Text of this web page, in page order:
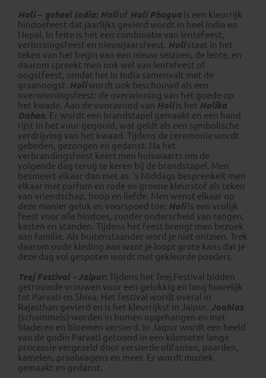
Holi – geheel India: Holiof Holi Phagua is een kleurrijk
hindoefeest dat jaarlijks gevierd wordt in heel India en
Nepal. In feite is het een combinatie van lentefeest,
verlossingsfeest en nieuwjaarsfeest. Holistaat in het
teken van het begin van een nieuw seizoen, de lente, en
daarom spreekt men ook wel van lentefeest of
oogstfeest, omdat het in India samenvalt met de
graanoogst. Holiwordt ook beschouwd als een
overwinningsfeest: de overwinning van het goede op
het kwade. Aan de vooravond van Holiis het Holika
Dahan. Er wordt een brandstapel gemaakt en een hand
rijst in het vuur gegooid, wat geldt als een symbolische
verdrijving van het kwaad. Tijdens de ceremonie wordt
gebeden, gezongen en gedanst. Na het
verbrandingsfeest keert men huiswaarts om de
volgende dag terug te keren bij de brandstapel. Men
besmeert elkaar dan met as. ‘s Middags besprenkelt men
elkaar met parfum en rode en groene kleurstof als teken
van vriendschap, hoop en liefde. Men wenst elkaar op
deze manier geluk en voorspoed toe. Holiis een vrolijk
feest voor alle hindoes, zonder onderscheid van rangen,
kasten en standen. Tijdens het feest brengt men bezoek
aan familie. Als buitenstaander word je niet ontzien. Trek
daarom oude kleding aan want je loopt grote kans dat je
deze dag vol gespoten wordt met gekleurde poeders.
Teej Festival - Jaipur: Tijdens het Teej Festival bidden
getrouwde vrouwen voor een gelukkig en lang huwelijk
tot Parvati en Shiva. Het festival wordt overal in
Rajasthan gevierd en is het kleurrijkst in Jaipur. Joohlas
(schommels) worden in bomen opgehangen en met
bladeren en bloemen versierd. In Jaipur wordt een beeld
van de godin Parvati getoond in een kilometer lange
processie vergezeld door versierde olifanten, paarden,
kamelen, praalwagens en meer. Er wordt muziek
gemaakt en gedanst.